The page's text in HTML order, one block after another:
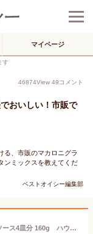
マイページ
す
46874View 49コメント
おいしい！市販で
る、市販のマカロニグラ
ンミックスを教えてくだ
ベストオイシー編集部
マカロニグラタン クイックアップ ホワイトソース4皿分 160g ハウス食品